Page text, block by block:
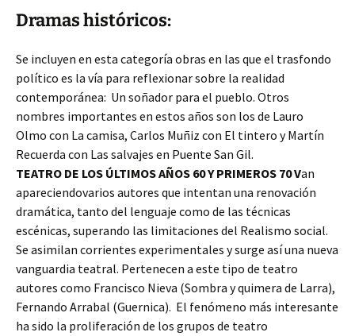
Dramas históricos:
Se incluyen en esta categoría obras en las que el trasfondo
político es la vía para reflexionar sobre la realidad
contemporánea: Un soñador para el pueblo. Otros
nombres importantes en estos años son los de Lauro
Olmo con La camisa, Carlos Muñiz con El tintero y Martín
Recuerda con Las salvajes en Puente San Gil.
TEATRO DE LOS ÚLTIMOS AÑOS 60 Y PRIMEROS 70 Van
apareciendovarios autores que intentan una renovación
dramática, tanto del lenguaje como de las técnicas
escénicas, superando las limitaciones del Realismo social.
Se asimilan corrientes experimentales y surge así una nueva
vanguardia teatral. Pertenecen a este tipo de teatro
autores como Francisco Nieva (Sombra y quimera de Larra),
Fernando Arrabal (Guernica). El fenómeno más interesante
ha sido la proliferación de los grupos de teatro